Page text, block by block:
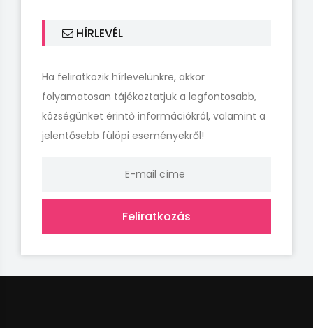
HÍRLEVÉL
Ha feliratkozik hírlevelünkre, akkor
folyamatosan tájékoztatjuk a legfontosabb,
községünket érintő információkról, valamint a
jelentősebb fülöpi eseményekről!
Feliratkozás